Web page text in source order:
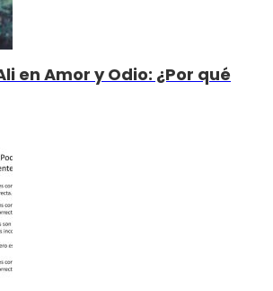
en Amor y Odio: ¿Por qué